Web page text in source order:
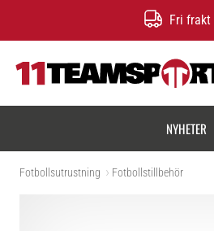
Fri frakt
NYHETER
Fotbollsutrustning Fotbollstillbehör